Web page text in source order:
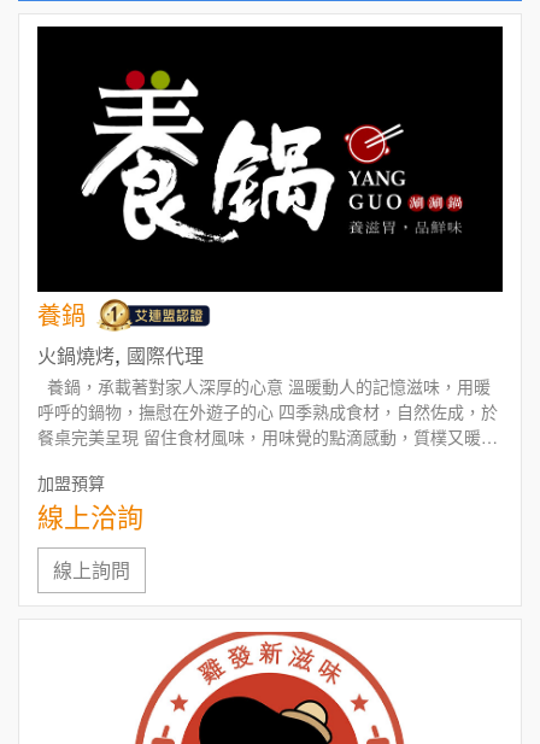
養鍋
火鍋燒烤, 國際代理
養鍋，承載著對家人深厚的心意 溫暖動人的記憶滋味，用暖
呼呼的鍋物，撫慰在外遊子的心 四季熟成食材，自然佐成，於
餐桌完美呈現 留住食材風味，用味覺的點滴感動，質樸又暖人
一日的辛苦 養一口好鍋，養你的味(胃)，來重溫一場場色香味
美的齒…
加盟預算
線上洽詢
線上詢問